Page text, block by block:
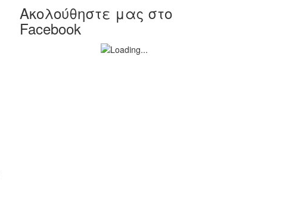
Ακολούθηστε μας στο
Facebook